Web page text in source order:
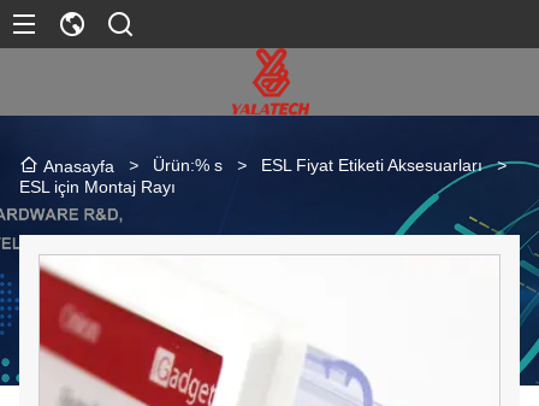
Anasayfa > Ürün:% s > ESL Fiyat Etiketi Aksesuarları
>
ESL için Montaj Rayı